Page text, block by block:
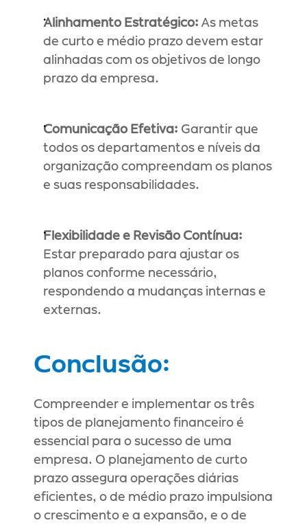
Alinhamento Estratégico: As metas
de curto e médio prazo devem estar
alinhadas com os objetivos de longo
prazo da empresa.
Comunicação Efetiva: Garantir que
todos os departamentos e níveis da
organização compreendam os planos
e suas responsabilidades.
Flexibilidade e Revisão Contínua:
Estar preparado para ajustar os
planos conforme necessário,
respondendo a mudanças internas e
externas.
Conclusão:
Compreender e implementar os três
tipos de planejamento financeiro é
essencial para o sucesso de uma
empresa. O planejamento de curto
prazo assegura operações diárias
eficientes, o de médio prazo impulsiona
o crescimento e a expansão, e o de